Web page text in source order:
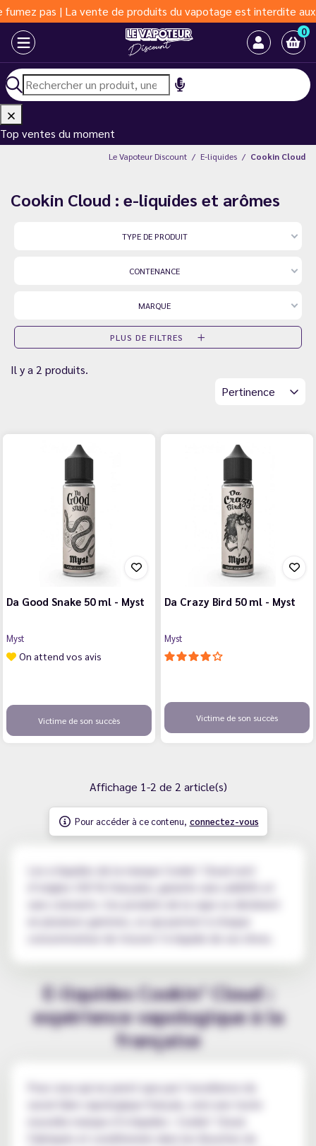
vente de produits du vapotage est interdite aux moins de
0
Top ventes du moment
Le Vapoteur Discount E-liquides Cookin Cloud
Cookin Cloud : e-liquides et arômes
TYPE DE PRODUIT
CONTENANCE
MARQUE
PLUS DE FILTRES
Il y a 2 produits.
Pertinence
Da Good Snake 50 ml - Myst
Myst
On attend vos avis
Victime de son succès
Da Crazy Bird 50 ml - Myst
Myst
Victime de son succès
Affichage 1-2 de 2 article(s)
Pour accéder à ce contenu, connectez-vous
Les e-liquides de la marque Cookin’ Cloud sont
d’origine 100 % française, garantis sans additifs et
sans colorants. Ces produits de la vape se déclinent
en plusieurs gammes, ce qui permet à chaque
consommateur de trouver l’e-liquide de ses rêves.
E-liquides Cookin’ Cloud :
expérience vapologique à la
française
Pour ceux qui ne jurent que par l’excellence du
savoir-faire vapologique français, voici une toute
nouvelle marque d’e-liquides : Cookin’ Cloud.
Fabriqués et conditionnés dans les Bouches du